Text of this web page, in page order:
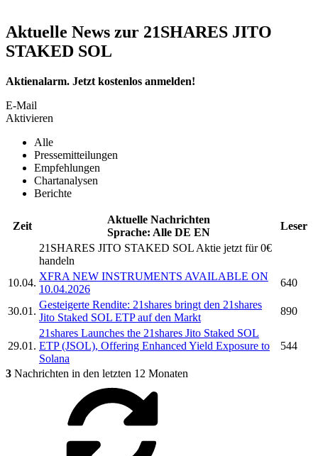
Aktuelle News zur 21SHARES JITO
STAKED SOL
Aktienalarm. Jetzt kostenlos anmelden!
E-Mail
Aktivieren
Alle
Pressemitteilungen
Empfehlungen
Chartanalysen
Berichte
Zeit
Aktuelle Nachrichten
Sprache: Alle DE EN
Leser
21SHARES JITO STAKED SOL Aktie jetzt für 0€
handeln
10.04.
XFRA NEW INSTRUMENTS AVAILABLE ON
10.04.2026
640
30.01.
Gesteigerte Rendite: 21shares bringt den 21shares
Jito Staked SOL ETPauf den Markt
890
29.01.
21shares Launches the 21shares Jito Staked SOL
ETP(JSOL), Offering Enhanced Yield Exposure to
Solana
544
3 Nachrichten in den letzten 12 Monaten